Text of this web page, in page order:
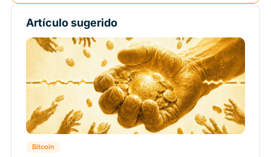
Artículo sugerido
Bitcoin